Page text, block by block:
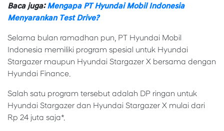
Baca juga:Mengapa PT Hyundai Mobil Indonesia
Menyarankan Test Drive?
Selama bulan ramadhan pun, PT Hyundai Mobil
Indonesia memiliki program spesial untuk Hyundai
Stargazer maupun Hyundai Stargazer X bersama dengan
Hyundai Finance.
Salah satu program tersebut adalah DP ringan untuk
Hyundai Stargazer dan Hyundai Stargazer X mulai dari
Rp 24 juta saja*.